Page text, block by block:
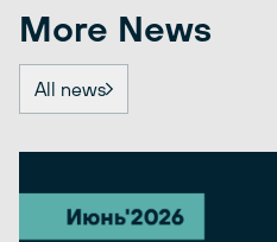
More News
All news